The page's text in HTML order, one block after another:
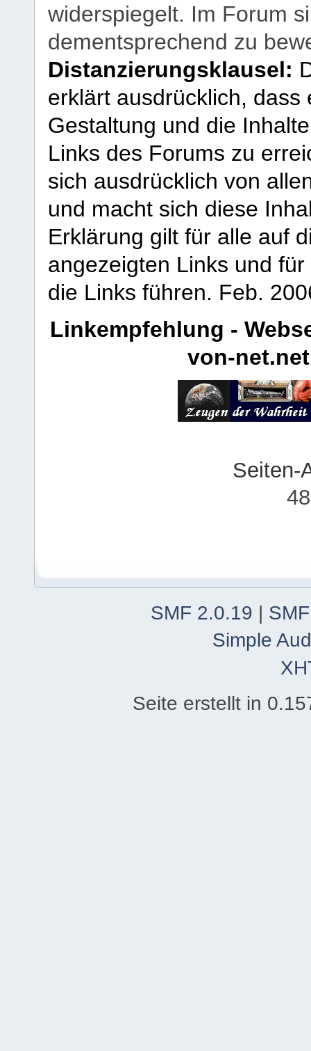
widerspiegelt. Im Forum
dementsprechend zu
Distanzierungsklausel:
erklärt ausdrücklich,
Gestaltung und die
Links des Forums zu
sich ausdrücklich von
und macht sich diese
Erklärung gilt für alle auf
angezeigten Links und
die Links führen. Feb.
Linkempfehlung -
von-net.net
Seiten-
SMF 2.0.19
Simple
Seite erstellt in